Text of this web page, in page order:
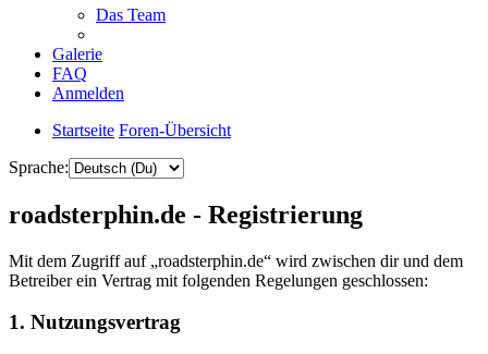
Das Team
Galerie
FAQ
Anmelden
Startseite Foren-Übersicht
Sprache:
roadsterphin.de - Registrierung
Mit dem Zugriff auf „roadsterphin.de“ wird zwischen dir und dem
Betreiber ein Vertrag mit folgenden Regelungen geschlossen:
1. Nutzungsvertrag